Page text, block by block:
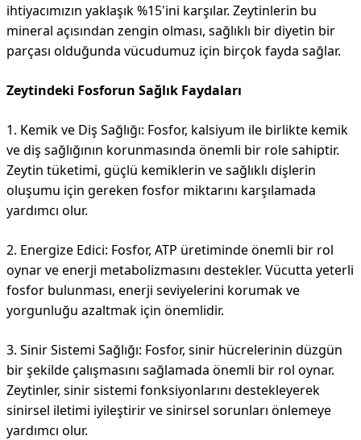
ihtiyacımızın yaklaşık %15'ini karşılar. Zeytinlerin bu
mineral açısından zengin olması, sağlıklı bir diyetin bir
parçası olduğunda vücudumuz için birçok fayda sağlar.
Zeytindeki Fosforun Sağlık Faydaları
1. Kemik ve Diş Sağlığı: Fosfor, kalsiyum ile birlikte kemik
ve diş sağlığının korunmasında önemli bir role sahiptir.
Zeytin tüketimi, güçlü kemiklerin ve sağlıklı dişlerin
oluşumu için gereken fosfor miktarını karşılamada
yardımcı olur.
2. Energize Edici: Fosfor, ATP üretiminde önemli bir rol
oynar ve enerji metabolizmasını destekler. Vücutta yeterli
fosfor bulunması, enerji seviyelerini korumak ve
yorgunluğu azaltmak için önemlidir.
3. Sinir Sistemi Sağlığı: Fosfor, sinir hücrelerinin düzgün
bir şekilde çalışmasını sağlamada önemli bir rol oynar.
Zeytinler, sinir sistemi fonksiyonlarını destekleyerek
sinirsel iletimi iyileştirir ve sinirsel sorunları önlemeye
yardımcı olur.